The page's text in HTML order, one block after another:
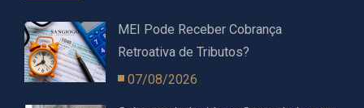
MEI Pode Receber Cobrança
Retroativa de Tributos?
07/08/2026